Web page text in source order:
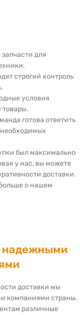
для
строгий контроль
условия
товары.
готова ответить
был максимально
у нас, вы можете
доставки.
о нашем
надежными
доставки мы
компаниями страны.
различные